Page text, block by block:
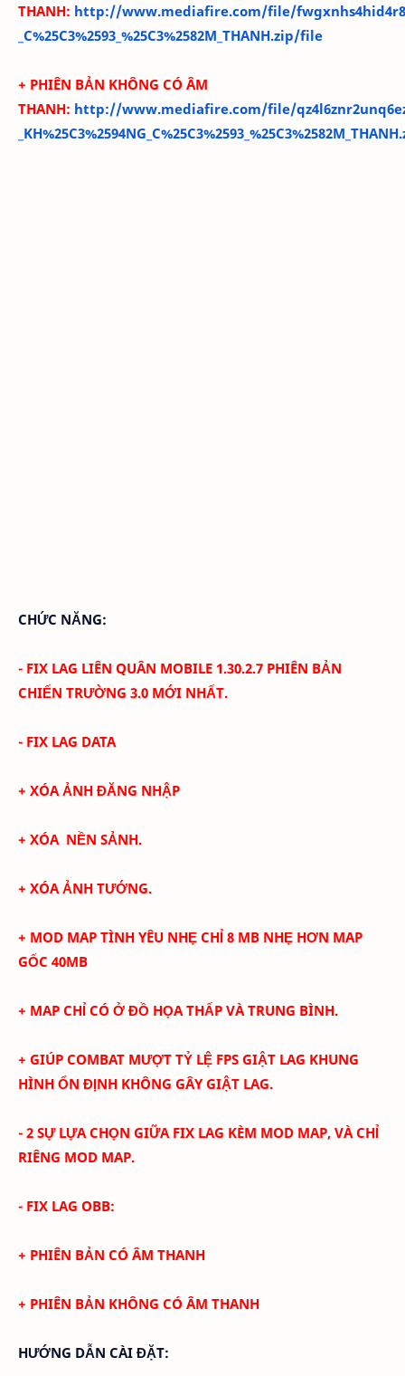
THANH: http://www.mediafire.com/file/fwgxnhs4hid4r8g/
_C%25C3%2593_%25C3%2582M_THANH.zip/file
+ PHIÊN BẢN KHÔNG CÓ ÂM
THANH: http://www.mediafire.com/file/qz4l6znr2unq6ez/
CHỨC NĂNG:
- FIX LAG LIÊN QUÂN MOBILE 1.30.2.7 PHIÊN BẢN
CHIẾN TRƯỜNG 3.0 MỚI NHẤT.
- FIX LAG DATA
+ XÓA ẢNH ĐĂNG NHẬP
+ XÓA NỀN SẢNH.
+ XÓA ẢNH TƯỚNG.
+ MOD MAP TÌNH YÊU NHẸ CHỈ 8 MB NHẸ HƠN MAP
GỐC 40MB
+ MAP CHỈ CÓ Ở ĐỒ HỌA THẤP VÀ TRUNG BÌNH.
+ GIÚP COMBAT MƯỢT TỶ LỆ FPS GIẬT LAG KHUNG
HÌNH ỔN ĐỊNH KHÔNG GÂY GIẬT LAG.
- 2 SỰ LỰA CHỌN GIỮA FIX LAG KÈM MOD MAP, VÀ CHỈ
RIÊNG MOD MAP.
- FIX LAG OBB:
+ PHIÊN BẢN CÓ ÂM THANH
+ PHIÊN BẢN KHÔNG CÓ ÂM THANH
HƯỚNG DẪN CÀI ĐẶT: